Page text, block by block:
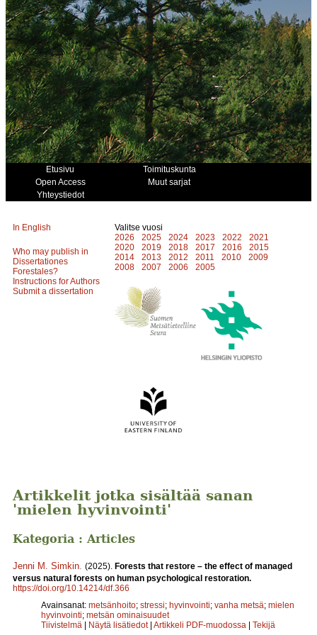
Etusivu
Toimituskunta
Open Access
Muut sarjat
Yhteystiedot
In English
Who may publish in
Dissertationes
Forestales?
Instructions for Authors
Submit a dissertation
Valitse vuosi
2026
2025 2024 2023 2022
2021
2020
2019 2018 2017 2016
2015
2014
2013 2012 2011 2010
2009
2008
2007 2006 2005
Artikkelit jotka sisältää sanan
'mielen hyvinvointi'
Kategoria : Articles
Jenni M. Simkin (2025). Forests that restore – the effect of managed
versus natural forests on human psychological restoration.
https://doi.org/10.14214/df.366
Avainsanat: metsänhoito; stressi; hyvinvointi; vanha metsä; mielen
hyvinvointi; metsän ominaisuudet
Tiivistelmä | Näytä lisätiedot | Artikkeli PDF-muodossa | Tekijä